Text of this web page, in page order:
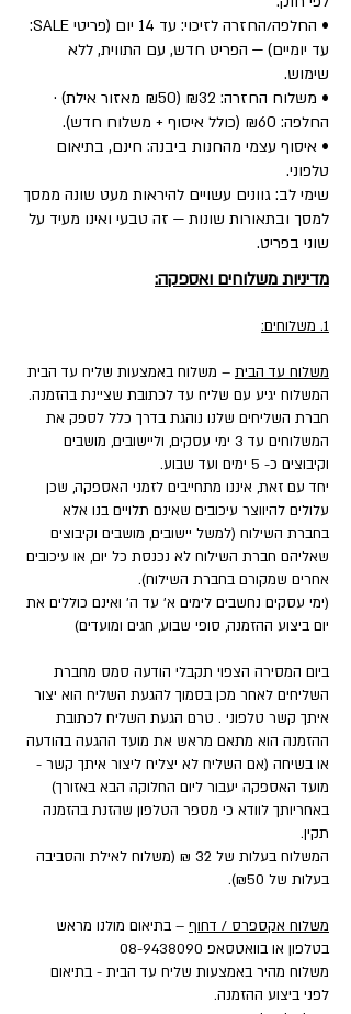
• החלפה/החזרה לזיכוי: עד 14 יום (פריטי SALE:
עד יומיים) — הפריט חדש, עם התווית, ללא
שימוש.
• משלוח החזרה: ₪32 (₪50 מאזור אילת) ·
החלפה: ₪60 (כולל איסוף + משלוח חדש).
• איסוף עצמי מהחנות ביבנה: חינם, בתיאום
טלפוני.
שימי לב: גוונים עשויים להיראות מעט שונה ממסך
למסך ובתאורות שונות — זה טבעי ואינו מעיד על
שוני בפריט.
מדיניות משלוחים ואספקה:
1. משלוחים:
משלוח עד הבית – משלוח באמצעות שליח עד הבית
המשלוח יגיע עם שליח עד לכתובת שציינת בהזמנה.
חברת השליחים שלנו נוהגת בדרך כלל לספק את
המשלוחים עד 3 ימי עסקים, וליישובים, מושבים
וקיבוצים כ- 5 ימים ועד שבוע.
יחד עם זאת, איננו מתחייבים לזמני האספקה, שכן
עלולים להיווצר עיכובים שאינם תלויים בנו אלא
בחברת השילוח (למשל יישובים, מושבים וקיבוצים
שאליהם חברת השילוח לא נכנסת כל יום, או עיכובים
אחרים שמקורם בחברת השילוח).
(ימי עסקים נחשבים לימים א' עד ה' ואינם כוללים את
יום ביצוע ההזמנה, סופי שבוע, חגים ומועדים)
ביום המסירה הצפוי תקבלי הודעה סמס מחברת
השליחים לאחר מכן בסמוך להגעת השליח הוא יצור
איתך קשר טלפוני . טרם הגעת השליח לכתובת
ההזמנה הוא מתאם מראש את מועד ההגעה בהודעה
או בשיחה (אם השליח לא יצליח ליצור איתך קשר -
מועד האספקה יעבור ליום החלוקה הבא באזורך)
באחריותך לוודא כי מספר הטלפון שהזנת בהזמנה
תקין.
המשלוח בעלות של 32 ₪ (משלוח לאילת והסביבה
בעלות של ₪50).
משלוח אקספרס / דחוף – בתיאום מולנו מראש
בטלפון או בוואטסאפ 08-9438090
משלוח מהיר באמצעות שליח עד הבית - בתיאום
לפני ביצוע ההזמנה.